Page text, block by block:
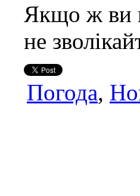
Якщо ж ви
не
Погода,